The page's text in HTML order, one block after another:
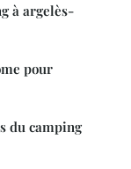
à argelès-
pour
du camping